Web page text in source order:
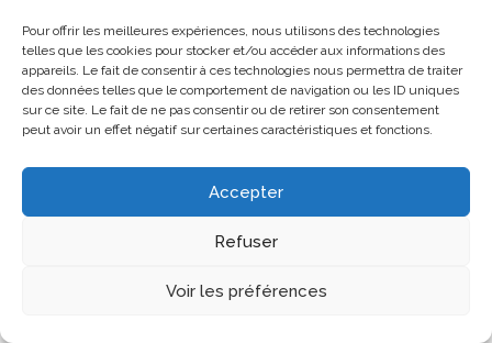
Pour offrir les meilleures expériences, nous utilisons des technologies
telles que les cookies pour stocker et/ou accéder aux informations des
appareils. Le fait de consentir à ces technologies nous permettra de traiter
des données telles que le comportement de navigation ou les ID uniques
sur ce site. Le fait de ne pas consentir ou de retirer son consentement
peut avoir un effet négatif sur certaines caractéristiques et fonctions.
Accepter
Refuser
Voir les préférences